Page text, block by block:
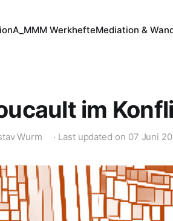
A_MMM WerkhefteMediation &
im
Wurm · Last updated on 07 Juni